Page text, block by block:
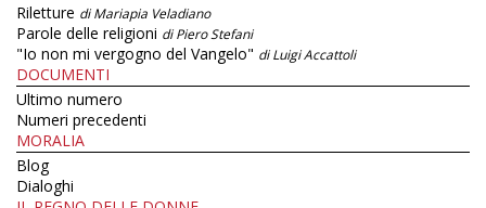
Riletture di Mariapia Veladiano
Parole delle religioni di Piero Stefani
"Io non mi vergogno del Vangelo" di Luigi Accattoli
DOCUMENTI
Ultimo numero
Numeri precedenti
MORALIA
Blog
Dialoghi